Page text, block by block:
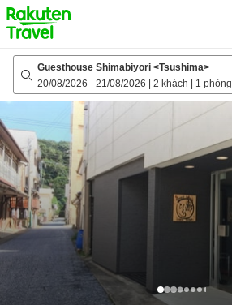
to
top
page
Guesthouse Shimabiyori <Tsushima>
20/08/2026 - 21/08/2026 2 khách 1 phòng